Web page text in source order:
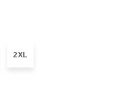
2XL